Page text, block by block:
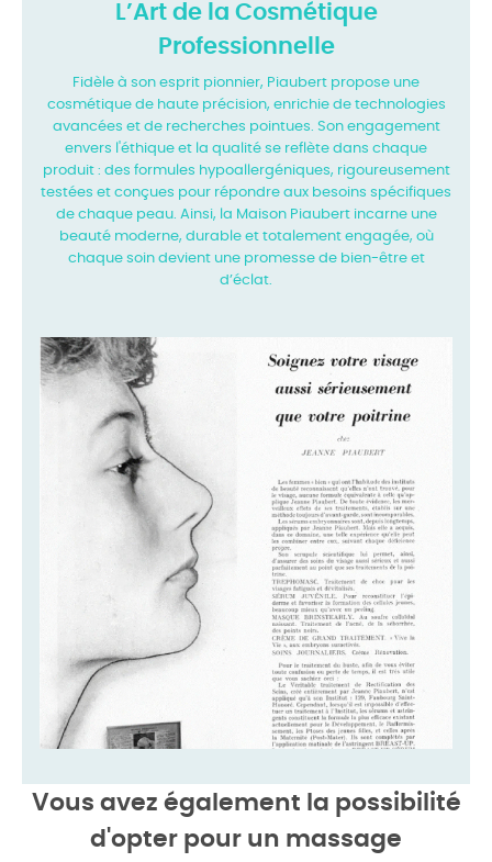
L’Art de la Cosmétique
Professionnelle
Fidèle à son esprit pionnier, Piaubert propose une
cosmétique de haute précision, enrichie de technologies
avancées et de recherches pointues. Son engagement
envers l'éthique et la qualité se reflète dans chaque
produit : des formules hypoallergéniques, rigoureusement
testées et conçues pour répondre aux besoins spécifiques
de chaque peau. Ainsi, la Maison Piaubert incarne une
beauté moderne, durable et totalement engagée, où
chaque soin devient une promesse de bien-être et
d’éclat.
Vous avez également la possibilité
d'opter pour un massage